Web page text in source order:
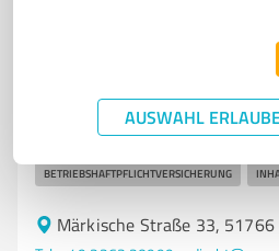
AUSWAHL
Ihr Versicherungsmakler in
UNFALLVERSICHERUNG ETF-RENTE
KFZ-
BETRIEBSHAFTPFLICHTVERSICHERUNG
Märkische Straße 33,